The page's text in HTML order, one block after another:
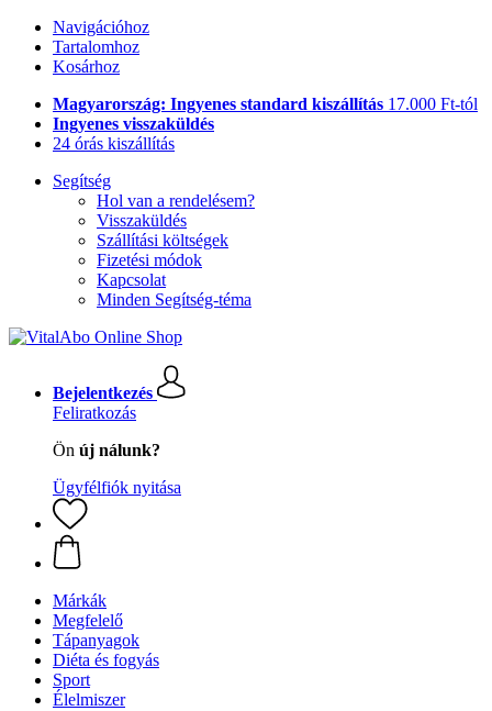
Navigációhoz
Tartalomhoz
Kosárhoz
Magyarország: Ingyenes standard kiszállítás 17.000 Ft-tól
Ingyenes visszaküldés
24 órás kiszállítás
Segítség
Hol van a rendelésem?
Visszaküldés
Szállítási költségek
Fizetési módok
Kapcsolat
Minden Segítség-téma
Bejelentkezés
Feliratkozás
Ön új nálunk?
Ügyfélfiók nyitása
Márkák
Megfelelő
Tápanyagok
Diéta és fogyás
Sport
Élelmiszer